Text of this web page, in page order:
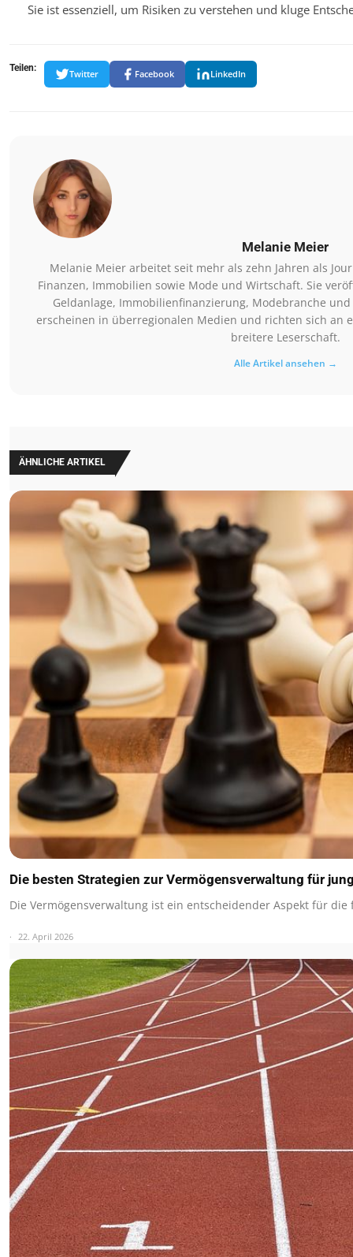
Sie ist essenziell, um Risiken zu verstehen und kluge
Teilen:
Twitter Facebook LinkedIn
Melanie Meier
Melanie Meier arbeitet seit mehr als zehn Jahren als
Finanzen, Immobilien sowie Mode und Wirtschaft. Sie
Geldanlage, Immobilienfinanzierung, Modebranche
erscheinen in überregionalen Medien und richten sich an
breitere Leserschaft.
Alle Artikel ansehen →
ÄHNLICHE ARTIKEL
Die besten Strategien zur Vermögensverwaltung für
Die Vermögensverwaltung ist ein entscheidender Aspekt für
22. April 2026